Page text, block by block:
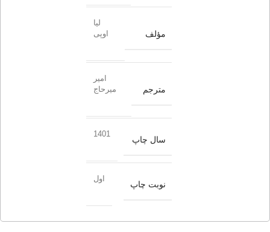
مؤلف
لیا
اوپی
مترجم
امیر
میرحاج
سال چاپ
1401
نوبت چاپ
اول